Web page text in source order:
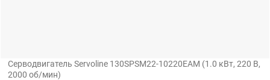
Серводвигатель Servoline 130SPSM22-10220EAM (1.0 кВт, 220 В,
2000 об/мин)